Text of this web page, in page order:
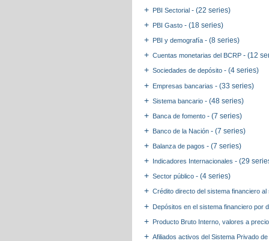
PBI Sectorial - (22 series)
PBI Gasto - (18 series)
PBI y demografía - (8 series)
Cuentas monetarias del BCRP - (12
Sociedades de depósito - (4 series)
Empresas bancarias - (33 series)
Sistema bancario - (48 series)
Banca de fomento - (7 series)
Banco de la Nación - (7 series)
Balanza de pagos - (7 series)
Indicadores Internacionales - (29
Sector público - (4 series)
Crédito directo del sistema financiero
Depósitos en el sistema financiero por
Producto Bruto Interno, valores a
Afiliados activos del Sistema Privado